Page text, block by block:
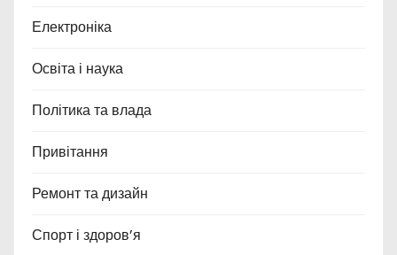
Електроніка
Освіта і наука
Політика та влада
Привітання
Ремонт та дизайн
Спорт і здоров’я